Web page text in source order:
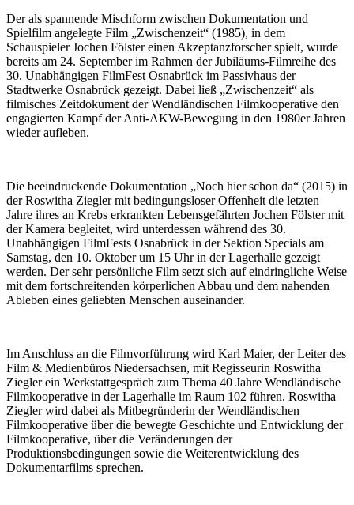
Der als spannende Mischform zwischen Dokumentation und
Spielfilm angelegte Film „Zwischenzeit“ (1985), in dem
Schauspieler Jochen Fölster einen Akzeptanzforscher spielt, wurde
bereits am 24. September im Rahmen der Jubiläums-Filmreihe des
30. Unabhängigen FilmFest Osnabrück im Passivhaus der
Stadtwerke Osnabrück gezeigt. Dabei ließ „Zwischenzeit“ als
filmisches Zeitdokument der Wendländischen Filmkooperative den
engagierten Kampf der Anti-AKW-Bewegung in den 1980er Jahren
wieder aufleben.
Die beeindruckende Dokumentation „Noch hier schon da“ (2015) in
der Roswitha Ziegler mit bedingungsloser Offenheit die letzten
Jahre ihres an Krebs erkrankten Lebensgefährten Jochen Fölster mit
der Kamera begleitet, wird unterdessen während des 30.
Unabhängigen FilmFests Osnabrück in der Sektion Specials am
Samstag, den 10. Oktober um 15 Uhr in der Lagerhalle gezeigt
werden. Der sehr persönliche Film setzt sich auf eindringliche Weise
mit dem fortschreitenden körperlichen Abbau und dem nahenden
Ableben eines geliebten Menschen auseinander.
Im Anschluss an die Filmvorführung wird Karl Maier, der Leiter des
Film & Medienbüros Niedersachsen, mit Regisseurin Roswitha
Ziegler ein Werkstattgespräch zum Thema 40 Jahre Wendländische
Filmkooperative in der Lagerhalle im Raum 102 führen. Roswitha
Ziegler wird dabei als Mitbegründerin der Wendländischen
Filmkooperative über die bewegte Geschichte und Entwicklung der
Filmkooperative, über die Veränderungen der
Produktionsbedingungen sowie die Weiterentwicklung des
Dokumentarfilms sprechen.